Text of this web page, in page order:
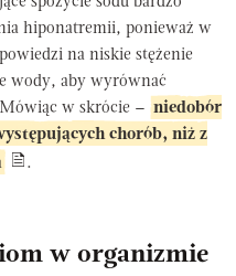
hiponatremii, ponieważ w
na niskie stężenie
wody, aby wyrównać
w skrócie – niedobór
chorób, niż z
.
w organizmie